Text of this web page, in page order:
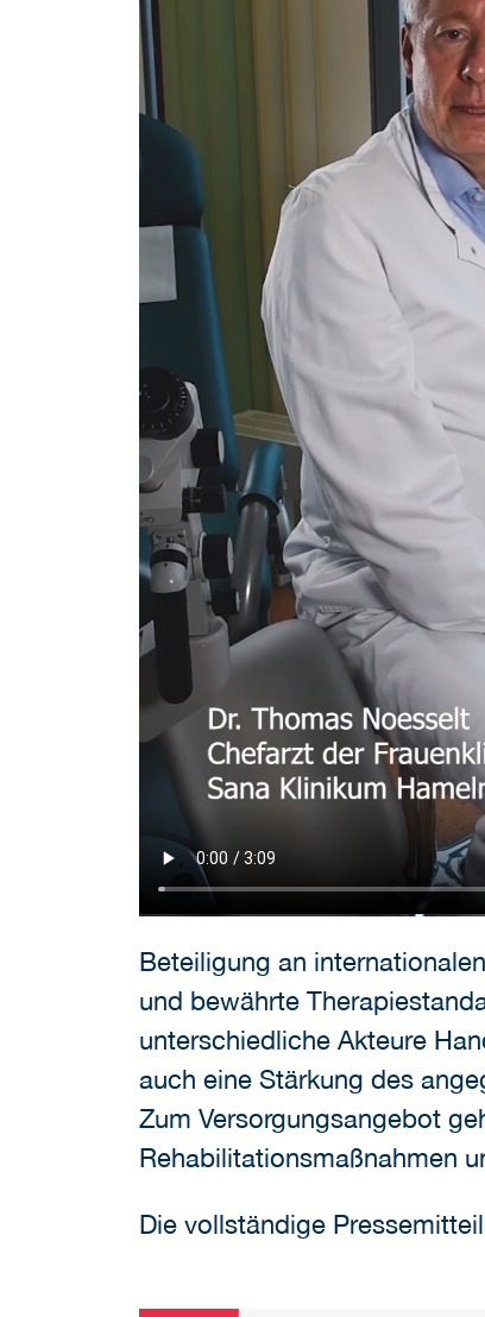
Beteiligung an
und bewährte
unterschiedliche Akteure
auch eine Stärkung des
Zum Versorgungsangebot
Rehabilitationsmaßnahmen
Die vollständige